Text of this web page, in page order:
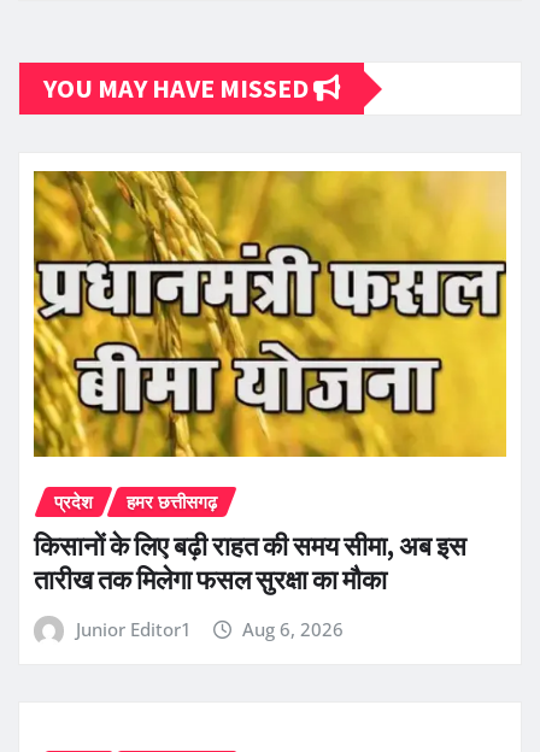
YOU MAY HAVE MISSED
प्रदेश हमर छत्तीसगढ़
किसानों के लिए बढ़ी राहत की समय सीमा, अब इस
तारीख तक मिलेगा फसल सुरक्षा का मौका
Junior Editor1 Aug 6, 2026